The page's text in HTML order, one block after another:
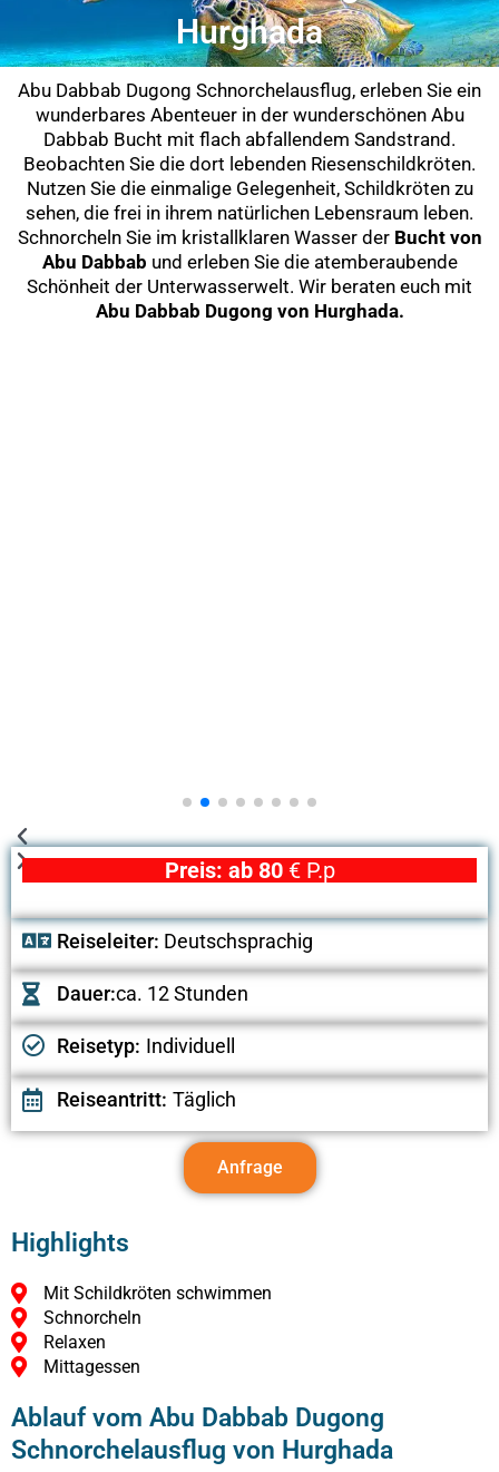
Hurghada
Abu Dabbab Dugong Schnorchelausflug, erleben Sie ein
wunderbares Abenteuer in der wunderschönen Abu
Dabbab Bucht mit flach abfallendem Sandstrand.
Beobachten Sie die dort lebenden Riesenschildkröten.
Nutzen Sie die einmalige Gelegenheit, Schildkröten zu
sehen, die frei in ihrem natürlichen Lebensraum leben.
Schnorcheln Sie im kristallklaren Wasser der Bucht von
Abu Dabbab und erleben Sie die atemberaubende
Schönheit der Unterwasserwelt. Wir beraten euch mit
Abu Dabbab Dugong von Hurghada.
Preis: ab 80€ P.p
Reiseleiter: Deutschsprachig
Dauer:ca. 12 Stunden
Reisetyp: Individuell
Reiseantritt: Täglich
Anfrage
Highlights
Mit Schildkröten schwimmen
Schnorcheln
Relaxen
Mittagessen
Ablauf vom Abu Dabbab Dugong
Schnorchelausflug von Hurghada